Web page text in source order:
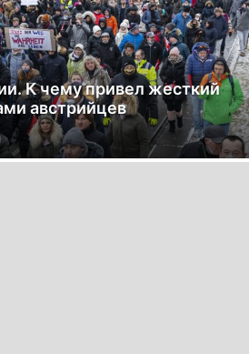
К чему привел жесткий
австрийцев